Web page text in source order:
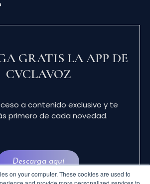
on your computer. These cookies are used to
GRATIS LA APP DE
CVCLAVOZ
a contenido exclusivo y te
primero de cada novedad.
Descarga aquí